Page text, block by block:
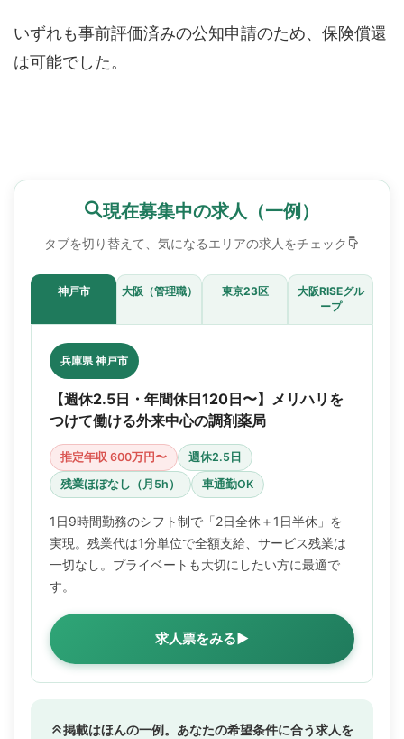
いずれも事前評価済みの公知申請のため、保険償還
は可能でした。
現在募集中の求人（一例）
タブを切り替えて、気になるエリアの求人をチェック
神戸市 大阪（管理職） 東京23区
大阪RISEグル
ープ
兵庫県 神戸市
【週休2.5日・年間休日120日〜】メリハリを
つけて働ける外来中心の調剤薬局
推定年収 600万円〜
週休2.5日
残業ほぼなし（月5h）
車通勤OK
1日9時間勤務のシフト制で「2日全休＋1日半休」を
実現。残業代は1分単位で全額支給、サービス残業は
一切なし。プライベートも大切にしたい方に最適で
す。
求人票をみる▶
掲載はほんの一例。あなたの希望条件に合う求人を